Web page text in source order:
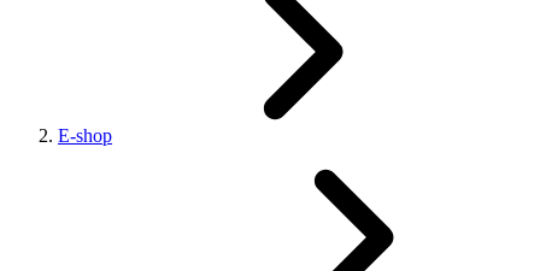
E-shop